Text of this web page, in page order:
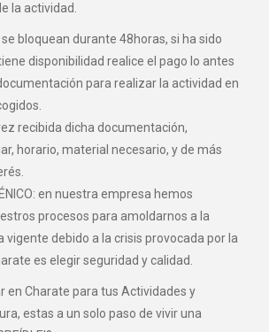
la actividad.
se bloquean durante 48horas, si ha sido
disponibilidad realice el pago lo antes
para realizar la actividad en
recibida dicha documentación,
horario, material necesario, y de más
en nuestra empresa hemos
procesos para amoldarnos a la
vigente debido a la crisis provocada por la
es elegir seguridad y calidad.
en Charate para tus Actividades y
estas a un solo paso de vivir una